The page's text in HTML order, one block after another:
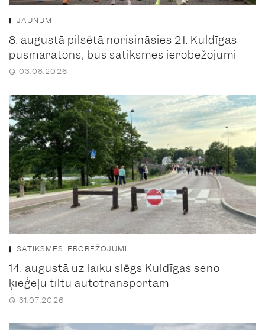
JAUNUMI
8. augustā pilsētā norisināsies 21. Kuldīgas
pusmaratons, būs satiksmes ierobežojumi
03.08.2026
SATIKSMES IEROBEŽOJUMI
14. augustā uz laiku slēgs Kuldīgas seno
ķieģeļu tiltu autotransportam
31.07.2026